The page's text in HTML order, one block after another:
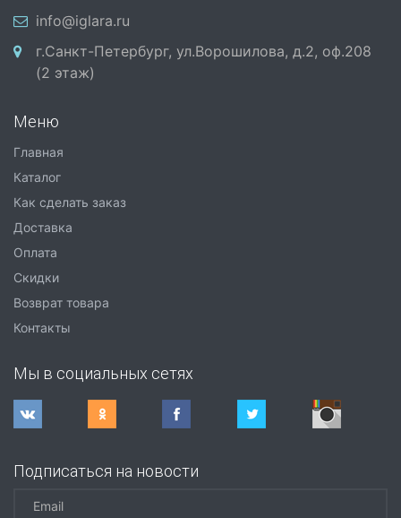
info@iglara.ru
г.Санкт-Петербург, ул.Ворошилова, д.2, оф.208
(2 этаж)
Меню
Главная
Каталог
Как сделать заказ
Доставка
Оплата
Скидки
Возврат товара
Контакты
Мы в социальных сетях
Подписаться на новости